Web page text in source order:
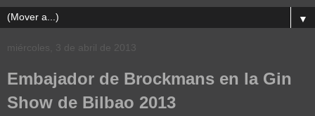
▼
miércoles, 3 de abril de 2013
Embajador de Brockmans en la Gin
Show de Bilbao 2013